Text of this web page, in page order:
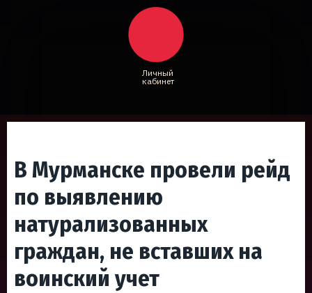
Личный
кабинет
В Мурманске провели рейд
по выявлению
натурализованных
граждан, не вставших на
воинский учет